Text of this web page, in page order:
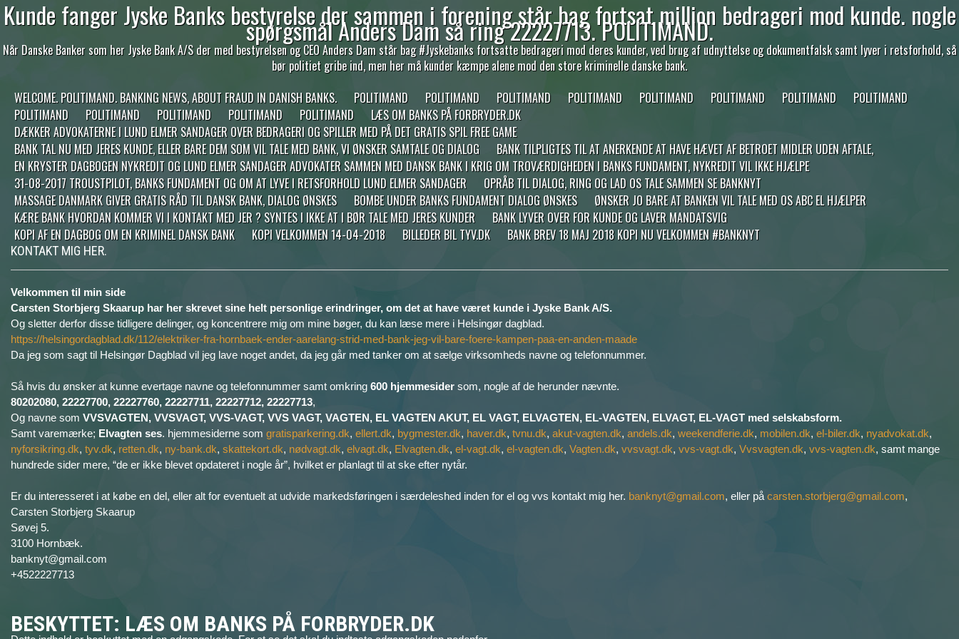
Kunde fanger Jyske Banks bestyrelse der sammen i forening står bag fortsat million bedrageri mod kunde. nogle
spørgsmål Anders Dam så ring 22227713. POLITIMAND.
Når Danske Banker som her Jyske Bank A/S der med bestyrelsen og CEO Anders Dam står bag #Jyskebanks fortsatte bedrageri mod deres kunder, ved brug af udnyttelse og dokumentfalsk samt lyver i retsforhold, så
bør politiet gribe ind, men her må kunder kæmpe alene mod den store kriminelle danske bank.
WELCOME. POLITIMAND. BANKING NEWS, ABOUT FRAUD IN DANISH BANKS.
POLITIMAND POLITIMAND POLITIMAND POLITIMAND POLITIMAND POLITIMAND POLITIMAND
POLITIMAND
POLITIMAND
POLITIMAND POLITIMAND POLITIMAND POLITIMAND
LÆS OM BANKS PÅ FORBRYDER.DK
DÆKKER ADVOKATERNE I LUND ELMER SANDAGER OVER BEDRAGERI OG SPILLER MED PÅ DET GRATIS SPIL FREE GAME
BANK TAL NU MED JERES KUNDE, ELLER BARE DEM SOM VIL TALE MED BANK, VI ØNSKER SAMTALE OG DIALOG
BANK TILPLIGTES TIL AT ANERKENDE AT HAVE HÆVET AF BETROET MIDLER UDEN AFTALE,
EN KRYSTER DAGBOGEN NYKREDIT OG LUND ELMER SANDAGER ADVOKATER SAMMEN MED DANSK BANK I KRIG OM TROVÆRDIGHEDEN I BANKS FUNDAMENT, NYKREDIT VIL IKKE HJÆLPE
31-08-2017 TROUSTPILOT, BANKS FUNDAMENT OG OM AT LYVE I RETSFORHOLD LUND ELMER SANDAGER
OPRÅB TIL DIALOG, RING OG LAD OS TALE SAMMEN SE BANKNYT
MASSAGE DANMARK GIVER GRATIS RÅD TIL DANSK BANK, DIALOG ØNSKES
BOMBE UNDER BANKS FUNDAMENT DIALOG ØNSKES
ØNSKER JO BARE AT BANKEN VIL TALE MED OS ABC EL HJÆLPER
KÆRE BANK HVORDAN KOMMER VI I KONTAKT MED JER ? SYNTES I IKKE AT I BØR TALE MED JERES KUNDER
BANK LYVER OVER FOR KUNDE OG LAVER MANDATSVIG
KOPI AF EN DAGBOG OM EN KRIMINEL DANSK BANK
KOPI VELKOMMEN 14-04-2018 BILLEDER BIL TYV.DK BANK BREV 18 MAJ 2018 KOPI NU VELKOMMEN #BANKNYT
KONTAKT MIG HER.
Velkommen til min side
Carsten Storbjerg Skaarup har her skrevet sine helt personlige erindringer, om det at have været kunde i Jyske Bank A/S.
Og sletter derfor disse tidligere delinger, og koncentrere mig om mine bøger, du kan læse mere i Helsingør dagblad.
https://helsingordagblad.dk/112/elektriker-fra-hornbaek-ender-aarelang-strid-med-bank-jeg-vil-bare-foere-kampen-paa-en-anden-maade
Da jeg som sagt til Helsingør Dagblad vil jeg lave noget andet, da jeg går med tanker om at sælge virksomheds navne og telefonnummer.
Så hvis du ønsker at kunne evertage navne og telefonnummer samt omkring 600 hjemmesider som, nogle af de herunder nævnte.
80202080, 22227700, 22227760, 22227711, 22227712, 22227713,
Og navne som VVSVAGTEN, VVSVAGT, VVS-VAGT, VVS VAGT, VAGTEN, EL VAGTEN AKUT, EL VAGT, ELVAGTEN, EL-VAGTEN, ELVAGT, EL-VAGT med selskabsform.
Samt varemærke; Elvagten ses. hjemmesiderne som gratisparkering.dk, ellert.dk, bygmester.dk, haver.dk, tvnu.dk, akut-vagten.dk, andels.dk, weekendferie.dk, mobilen.dk, el-biler.dk, nyadvokat.dk,
nyforsikring.dk, tyv.dk, retten.dk, ny-bank.dk, skattekort.dk, nødvagt.dk, elvagt.dk, Elvagten.dk, el-vagt.dk, el-vagten.dk, Vagten.dk, vvsvagt.dk, vvs-vagt.dk, Vvsvagten.dk, vvs-vagten.dk, samt mange
hundrede sider mere, “de er ikke blevet opdateret i nogle år”, hvilket er planlagt til at ske efter nytår.
Er du interesseret i at købe en del, eller alt for eventuelt at udvide markedsføringen i særdeleshed inden for el og vvs kontakt mig her. banknyt@gmail.com, eller på carsten.storbjerg@gmail.com,
Carsten Storbjerg Skaarup
Søvej 5.
3100 Hornbæk.
banknyt@gmail.com
+4522227713
BESKYTTET: LÆS OM BANKS PÅ FORBRYDER.DK